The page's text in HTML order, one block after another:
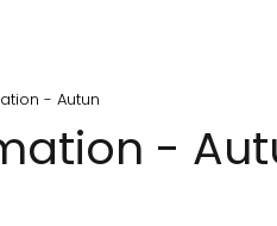
- Autun
-